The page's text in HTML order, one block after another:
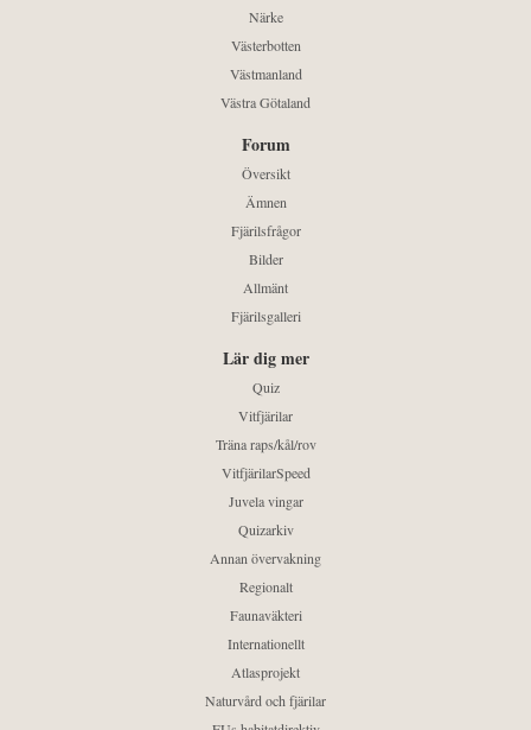
Närke
Västerbotten
Västmanland
Västra Götaland
Forum
Översikt
Ämnen
Fjärilsfrågor
Bilder
Allmänt
Fjärilsgalleri
Lär dig mer
Quiz
Vitfjärilar
Träna raps/kål/rov
VitfjärilarSpeed
Juvela vingar
Quizarkiv
Annan övervakning
Regionalt
Faunaväkteri
Internationellt
Atlasprojekt
Naturvård och fjärilar